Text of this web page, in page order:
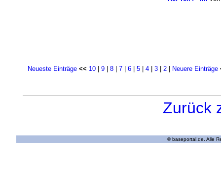
Neueste Einträge << 10 9 8 7 6 5 4 3 2 Neuere Einträge
Zurück
© baseportal.de. Alle